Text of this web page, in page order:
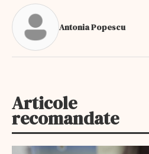
Antonia Popescu
Articole
recomandate